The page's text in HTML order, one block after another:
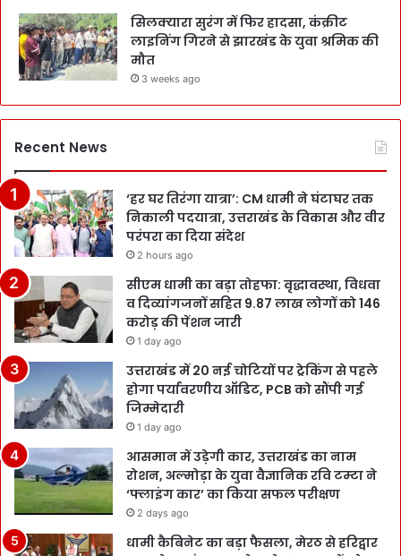
सिलक्यारा सुरंग में फिर हादसा, कंक्रीट
लाइनिंग गिरने से झारखंड के युवा श्रमिक की
मौत
3 weeks ago
Recent News
‘हर घर तिरंगा यात्रा’: CM धामी ने घंटाघर तक
निकाली पदयात्रा, उत्तराखंड के विकास और वीर
परंपरा का दिया संदेश
2 hours ago
सीएम धामी का बड़ा तोहफा: वृद्धावस्था, विधवा
व दिव्यांगजनों सहित 9.87 लाख लोगों को 146
करोड़ की पेंशन जारी
1 day ago
उत्तराखंड में 20 नई चोटियों पर ट्रेकिंग से पहले
होगा पर्यावरणीय ऑडिट, PCB को सौंपी गई
जिम्मेदारी
1 day ago
आसमान में उड़ेगी कार, उत्तराखंड का नाम
रोशन, अल्मोड़ा के युवा वैज्ञानिक रवि टम्टा ने
‘फ्लाइंग कार’ का किया सफल परीक्षण
2 days ago
धामी कैबिनेट का बड़ा फैसला, मेरठ से हरिद्वार